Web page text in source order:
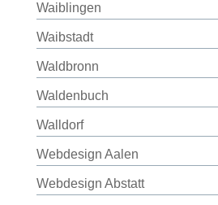
Waiblingen
Waibstadt
Waldbronn
Waldenbuch
Walldorf
Webdesign Aalen
Webdesign Abstatt